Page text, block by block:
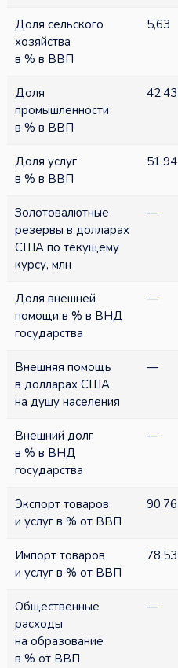
Доля сельского
хозяйства
в % в ВВП
5,63
Доля
промышленности
в % в ВВП
42,43
Доля услуг
в % в ВВП
51,94
Золотовалютные
резервы в долларах
США по текущему
курсу, млн
—
Доля внешней
помощи в % в ВНД
государства
—
Внешняя помощь
в долларах США
на душу населения
—
Внешний долг
в % в ВНД
государства
—
Экспорт товаров
и услуг в % от ВВП
90,76
Импорт товаров
и услуг в % от ВВП
78,53
Общественные
расходы
на образование
в % от ВВП
—